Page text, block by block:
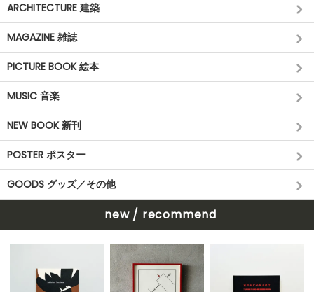
ARCHITECTURE 建築
MAGAZINE 雑誌
PICTURE BOOK 絵本
MUSIC 音楽
NEW BOOK 新刊
POSTER ポスター
GOODS グッズ／その他
new / recommend